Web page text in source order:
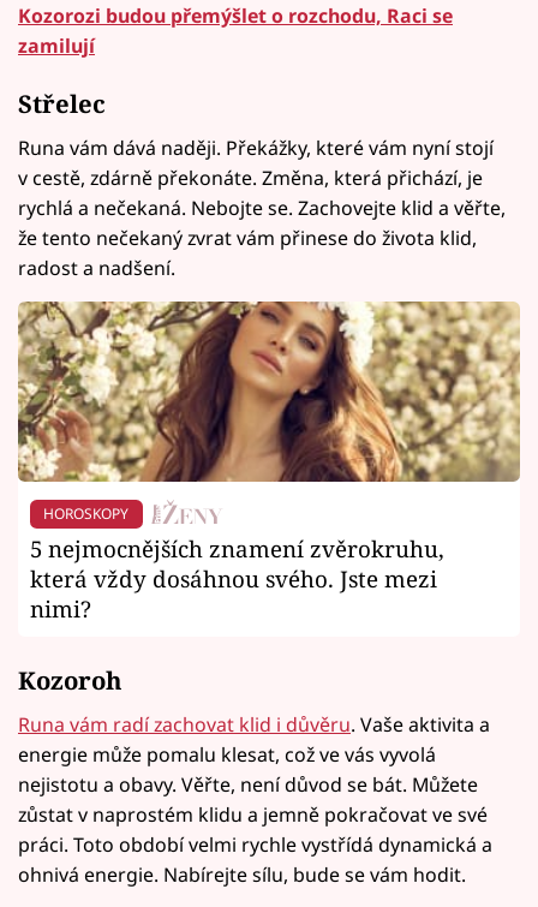
Kozorozi budou přemýšlet o rozchodu, Raci se
zamilují
Střelec
Runa vám dává naději. Překážky, které vám nyní stojí
v cestě, zdárně překonáte. Změna, která přichází, je
rychlá a nečekaná. Nebojte se. Zachovejte klid a věřte,
že tento nečekaný zvrat vám přinese do života klid,
radost a nadšení.
HOROSKOPY
5 nejmocnějších znamení zvěrokruhu,
která vždy dosáhnou svého. Jste mezi
nimi?
Kozoroh
Runa vám radí zachovat klid i důvěru. Vaše aktivita a
energie může pomalu klesat, což ve vás vyvolá
nejistotu a obavy. Věřte, není důvod se bát. Můžete
zůstat v naprostém klidu a jemně pokračovat ve své
práci. Toto období velmi rychle vystřídá dynamická a
ohnivá energie. Nabírejte sílu, bude se vám hodit.